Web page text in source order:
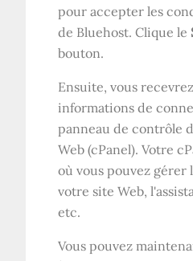
pour accepter les
de Bluehost. Clique le
bouton.
Ensuite, vous
informations de
panneau de contrôle
Web (cPanel). Votre
où vous pouvez gérer
votre site Web,
etc.
Vous pouvez